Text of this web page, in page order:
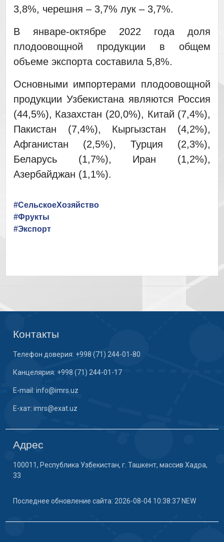
3,8%, черешня – 3,7% лук – 3,7%.
В январе-октябре 2022 года доля
плодоовощной продукции в общем
объеме экспорта составила 5,8%.
Основными импортерами плодоовощной
продукции Узбекистана являются Россия
(44,5%), Казахстан (20,0%), Китай (7,4%),
Пакистан (7,4%), Кыргызстан (4,2%),
Афганистан (2,5%), Турция (2,3%),
Беларусь (1,7%), Иран (1,2%),
Азербайджан (1,1%).
#СельскоеХозяйство
#Фрукты
#Экспорт
Контакты
Телефон доверия: +998 (71) 244-01-80
Канцелярия: +998 (71) 244-01-17
E-mail: info@imrs.uz
E-хат: imrs@exat.uz
Адрес
100011, Республика Узбекистан, г. Ташкент, массив Хадра,
33
Последнее обновление сайта: 2026-08-04 10:38:37 NEW